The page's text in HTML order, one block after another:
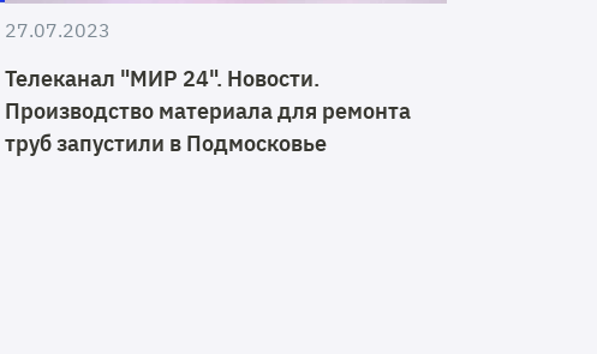
27.07.2023
Телеканал "МИР 24". Новости.
Производство материала для ремонта
труб запустили в Подмосковье